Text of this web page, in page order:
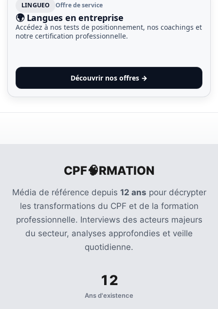
formation
Certification
LINGUEO Offre de service
🌍 Langues en entreprise
Accédez à nos tests de positionnement, nos coachings et
notre certification professionnelle.
Découvrir nos offres →
CPF🧠RMATION
Média de référence depuis 12 ans pour décrypter
les transformations du CPF et de la formation
professionnelle. Interviews des acteurs majeurs
du secteur, analyses approfondies et veille
quotidienne.
12
Ans d'existence